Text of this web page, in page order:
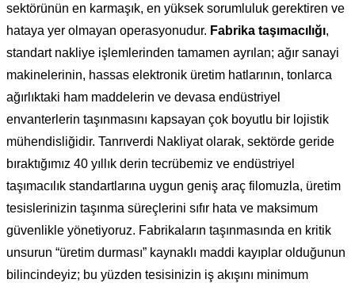
sektörünün en karmaşık, en yüksek sorumluluk gerektiren ve
hataya yer olmayan operasyonudur. Fabrika taşımacılığı,
standart nakliye işlemlerinden tamamen ayrılan; ağır sanayi
makinelerinin, hassas elektronik üretim hatlarının, tonlarca
ağırlıktaki ham maddelerin ve devasa endüstriyel
envanterlerin taşınmasını kapsayan çok boyutlu bir lojistik
mühendisliğidir. Tanrıverdi Nakliyat olarak, sektörde geride
bıraktığımız 40 yıllık derin tecrübemiz ve endüstriyel
taşımacılık standartlarına uygun geniş araç filomuzla, üretim
tesislerinizin taşınma süreçlerini sıfır hata ve maksimum
güvenlikle yönetiyoruz. Fabrikaların taşınmasında en kritik
unsurun “üretim durması” kaynaklı maddi kayıplar olduğunun
bilincindeyiz; bu yüzden tesisinizin iş akışını minimum